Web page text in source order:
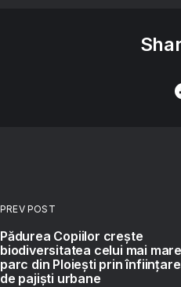
PREV POST
Pădurea Copiilor crește
biodiversitatea celui mai mare
parc din Ploiești prin
de pajiști urbane